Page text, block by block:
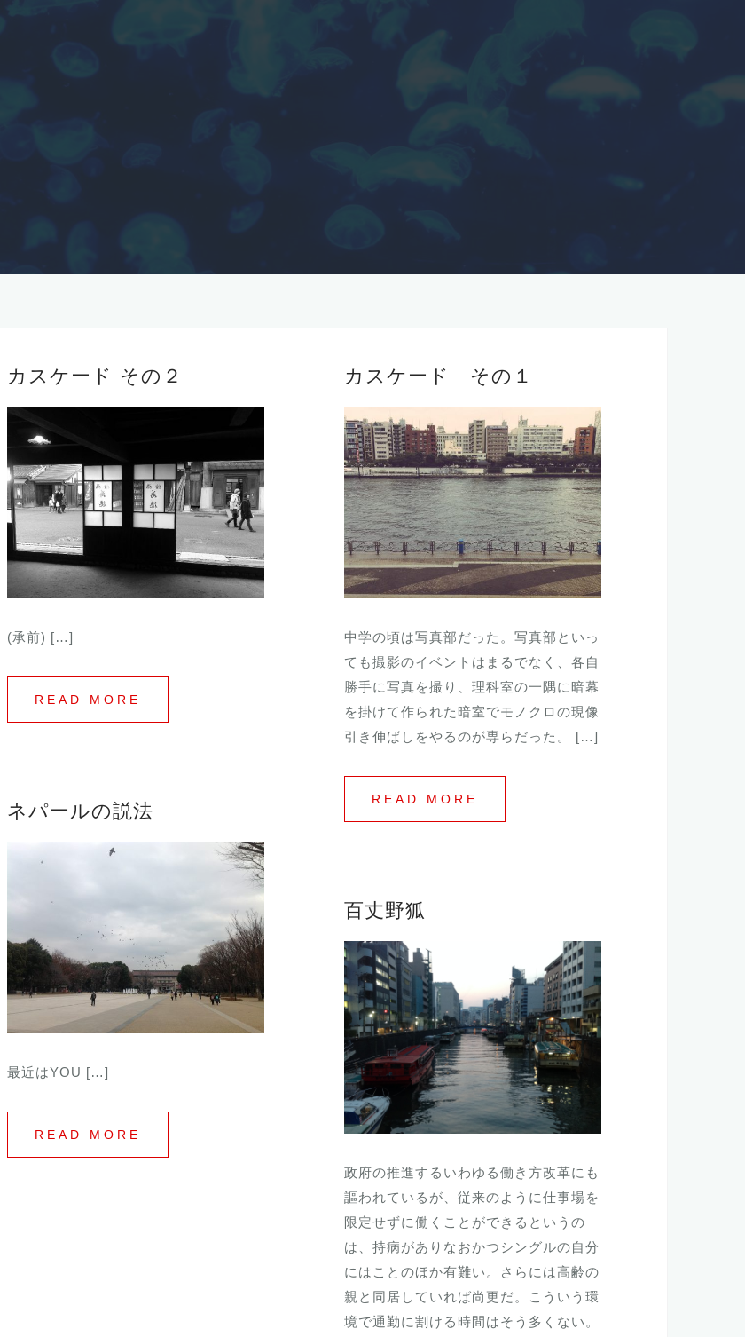
カスケード その２
(承前) […]
READ MORE
カスケード その１
中学の頃は写真部だった。写真部といっ
ても撮影のイベントはまるでなく、各自
勝手に写真を撮り、理科室の一隅に暗幕
を掛けて作られた暗室でモノクロの現像
引き伸ばしをやるのが専らだった。 […]
READ MORE
ネパールの説法
最近はYOU […]
READ MORE
百丈野狐
政府の推進するいわゆる働き方改革にも
謳われているが、従来のように仕事場を
限定せずに働くことができるというの
は、持病がありなおかつシングルの自分
にはことのほか有難い。さらには高齢の
親と同居していれば尚更だ。こういう環
境で通勤に割ける時間はそう多くない。